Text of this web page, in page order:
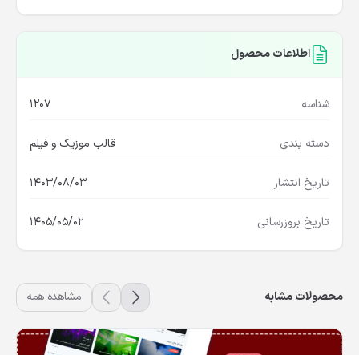
اطلاعات محصول
شناسه 1207
دسته بندی قالب موزیک و فیلم
تاریخ انتشار 1403/08/03
تاریخ بروزرسانی 1405/05/02
محصولات مشابه مشاهده همه